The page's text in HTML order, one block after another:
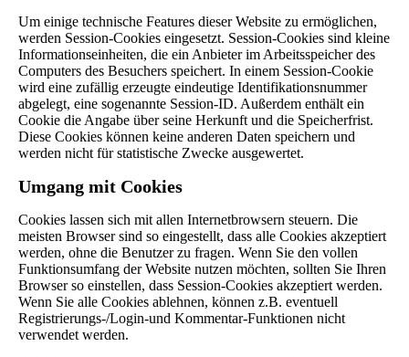
Um einige technische Features dieser Website zu ermöglichen,
werden Session-Cookies eingesetzt. Session-Cookies sind kleine
Informationseinheiten, die ein Anbieter im Arbeitsspeicher des
Computers des Besuchers speichert. In einem Session-Cookie
wird eine zufällig erzeugte eindeutige Identifikationsnummer
abgelegt, eine sogenannte Session-ID. Außerdem enthält ein
Cookie die Angabe über seine Herkunft und die Speicherfrist.
Diese Cookies können keine anderen Daten speichern und
werden nicht für statistische Zwecke ausgewertet.
Umgang mit Cookies
Cookies lassen sich mit allen Internetbrowsern steuern. Die
meisten Browser sind so eingestellt, dass alle Cookies akzeptiert
werden, ohne die Benutzer zu fragen. Wenn Sie den vollen
Funktionsumfang der Website nutzen möchten, sollten Sie Ihren
Browser so einstellen, dass Session-Cookies akzeptiert werden.
Wenn Sie alle Cookies ablehnen, können z.B. eventuell
Registrierungs-/Login-und Kommentar-Funktionen nicht
verwendet werden.